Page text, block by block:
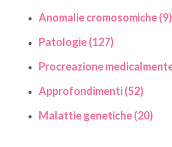
Anomalie cromosomiche (9)
Patologie (127)
Procreazione
Approfondimenti (52)
Malattie genetiche (20)